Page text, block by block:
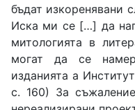
бъдат изкоренявани
Иска ми се […] да
митологията в
могат да се
изданията а
с. 160) За